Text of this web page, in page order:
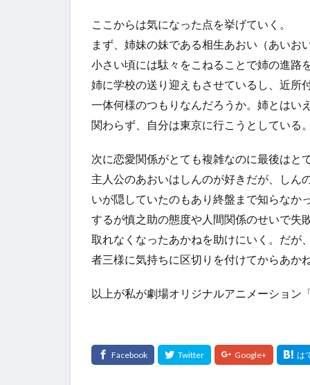
ここからは気になった点を挙げていく。
まず、姉妹の妹である相生あおい（あいお
小さい頃には駄々をこねることで姉の進路
姉に学校の送り迎えもさせているし、近所
一体何様のつもりなんだろうか。姉とはい
関わらず、自分は東京に行こうとしている
次に恋愛関係がとても複雑なのに最後はと
主人公のあおいはしんのが好きだが、しん
いが隠していたのもあり終盤まで知らなか
するが慎之助の態度や人間関係のせいで失
取れなくなったあかねを助けにいく。だが
者三様に気持ちに区切りを付けてからあか
以上が私が劇場オリジナルアニメーション